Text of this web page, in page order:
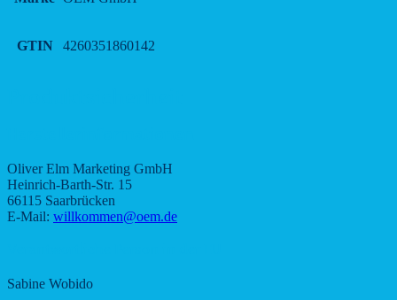
GTIN 4260351860142
Oliver Elm Marketing GmbH
Heinrich-Barth-Str. 15
66115 Saarbrücken
E-Mail: willkommen@oem.de
Sabine Wobido